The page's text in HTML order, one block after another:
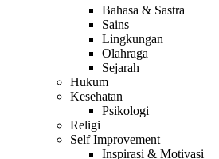
Bahasa & Sastra
Sains
Lingkungan
Olahraga
Sejarah
Hukum
Kesehatan
Psikologi
Religi
Self Improvement
Inspirasi & Motivasi